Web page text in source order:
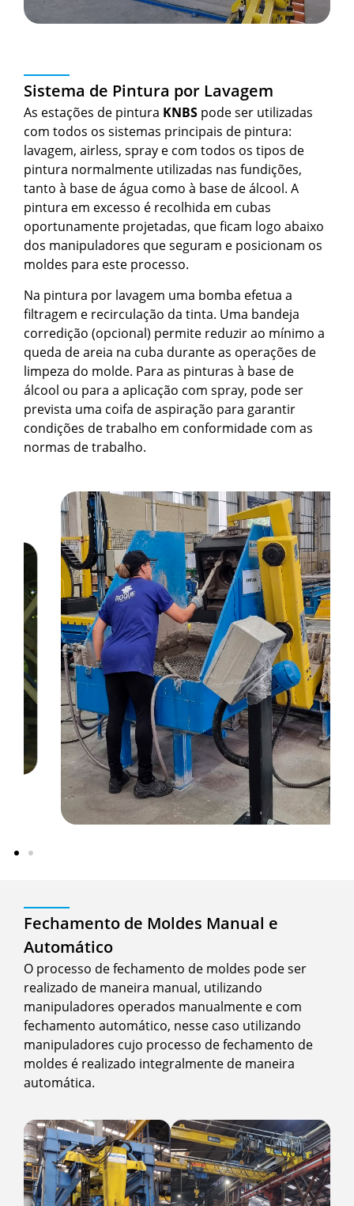
Sistema de Pintura por Lavagem
As estações de pintura KNBS pode ser utilizadas
com todos os sistemas principais de pintura:
lavagem, airless, spray e com todos os tipos de
pintura normalmente utilizadas nas fundições,
tanto à base de água como à base de álcool. A
pintura em excesso é recolhida em cubas
oportunamente projetadas, que ficam logo abaixo
dos manipuladores que seguram e posicionam os
moldes para este processo.
Na pintura por lavagem uma bomba efetua a
filtragem e recirculação da tinta. Uma bandeja
corredição (opcional) permite reduzir ao mínimo a
queda de areia na cuba durante as operações de
limpeza do molde. Para as pinturas à base de
álcool ou para a aplicação com spray, pode ser
prevista uma coifa de aspiração para garantir
condições de trabalho em conformidade com as
normas de trabalho.
Fechamento de Moldes Manual e
Automático
O processo de fechamento de moldes pode ser
realizado de maneira manual, utilizando
manipuladores operados manualmente e com
fechamento automático, nesse caso utilizando
manipuladores cujo processo de fechamento de
moldes é realizado integralmente de maneira
automática.